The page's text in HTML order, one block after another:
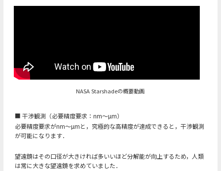
NASA Starshadeの概要動画
■ 干渉観測（必要精度要求：nm～µm）
必要精度要求がnm～µmと，究極的な高精度が達成できると，干渉観測
が可能になります．
望遠鏡はその口径が大きければ多いいほど分解能が向上するため，人類
は常に大きな望遠鏡を求めていました．